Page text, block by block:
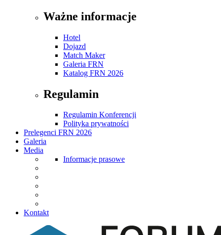
Ważne informacje
Hotel
Dojazd
Match Maker
Galeria FRN
Katalog FRN 2026
Regulamin
Regulamin Konferencji
Polityka prywatności
Prelegenci FRN 2026
Galeria
Media
Informacje prasowe
Kontakt